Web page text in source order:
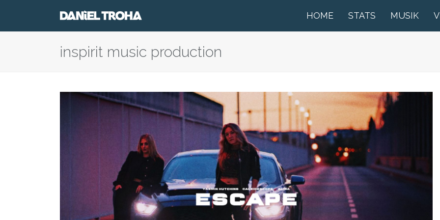
HOME STATS MUSIK
inspirit music production